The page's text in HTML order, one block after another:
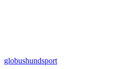
globushundsport